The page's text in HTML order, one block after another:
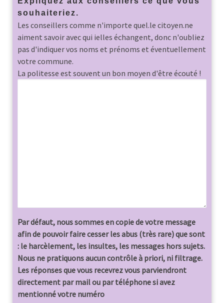
souhaiteriez.
Les conseillers comme n'importe quel.le citoyen.ne
aiment savoir avec qui ielles échangent, donc n'oubliez
pas d'indiquer vos noms et prénoms et éventuellement
votre commune.
La politesse est souvent un bon moyen d'être écouté !
Par défaut, nous sommes en copie de votre message
afin de pouvoir faire cesser les abus (très rare) que sont
: le harcèlement, les insultes, les messages hors sujets.
Nous ne pratiquons aucun contrôle à priori, ni filtrage.
Les réponses que vous recevrez vous parviendront
directement par mail ou par téléphone si avez
mentionné votre numéro